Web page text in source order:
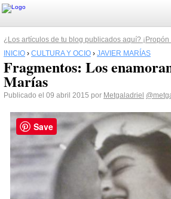
¿Los artículos de tu blog publicados aquí? ¡Propón
INICIO › CULTURA Y OCIO › JAVIER MARÍAS
Fragmentos: Los
Marías
Publicado el 09 abril 2015 por Metgaladriel
Save